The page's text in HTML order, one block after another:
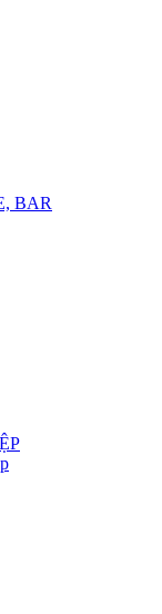
BAR